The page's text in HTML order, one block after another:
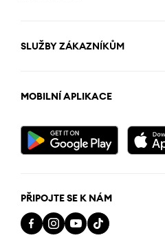
SLUŽBY ZÁKAZNÍKŮM
MOBILNÍ APLIKACE
PŘIPOJTE SE K NÁM